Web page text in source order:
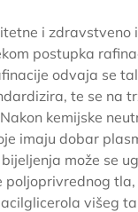
i zdravstveno
postupka
odvaja se
te se na
kemijske
imaju dobar
može se
višeg